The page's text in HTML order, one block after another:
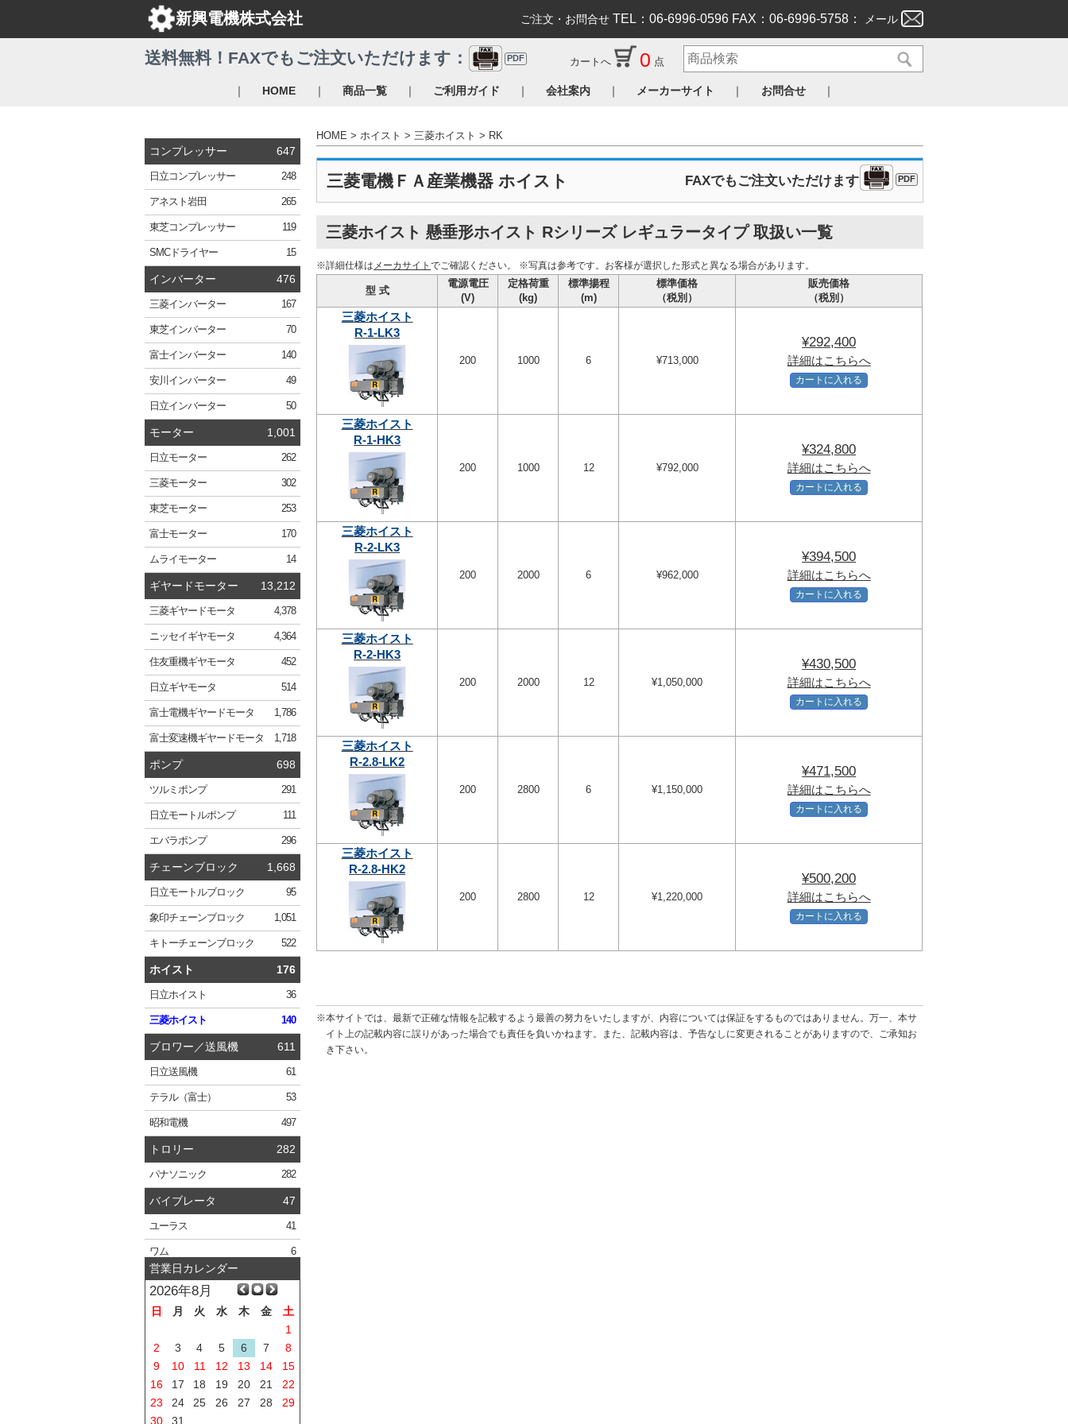
新興電機株式会社 ご注文・お問合せ TEL：06-6996-0596 FAX：06-6996-5758： メール
｜ HOME ｜ 商品一覧 ｜ ご利用ガイド ｜ 会社案内 ｜ メーカーサイト ｜ お問合せ ｜
コンプレッサー 647
日立コンプレッサー 248
アネスト岩田 265
東芝コンプレッサー 119
SMCドライヤー 15
インバーター 476
三菱インバーター 167
東芝インバーター 70
富士インバーター 140
安川 インバーター 49
日立インバーター 50
モーター 1,001
日立モーター 262
三菱モーター 302
東芝モーター 253
富士モーター 170
ムライモーター 14
ギヤードモーター 13,212
三菱ギヤードモータ 4,378
ニッセイギヤモータ 4,364
住友重機ギヤモータ 452
日立ギヤモータ 514
富士電機ギヤードモータ 1,786
富士変速機ギヤードモータ 1,718
ポンプ 698
ツルミ ポンプ 291
日立モートルポンプ 111
エバラポンプ 296
チェーンブロック 1,668
日立モートルブロック 95
象印チェーンブロック 1,051
キトーチェーンブロック 522
ホイスト 176
日立ホイスト 36
三菱ホイスト 140
ブロワー／送風機 611
日立送風機 61
テラル（富士） 53
昭和電機 497
トロリー 282
パナソニック 282
バイブレータ 47
ユーラス 41
ワム 6
営業日カレンダー
2026年8月
日 月 火 水 木 金
土
1
2
3 4 5 6 7
8
9
10 11 12 13 14
15
16
17 18 19 20 21
22
23
24 25 26 27 28
29
30
31
送料無料！FAXでもご注文いただけます： PDF カートへ 0 点
HOME ホイスト 三菱ホイスト RK
三菱電機ＦＡ産業機器 ホイスト FAXでもご注文いただけます PDF
三菱ホイスト 懸垂形ホイスト Rシリーズ レギュラータイプ 取扱い一覧
※詳細仕様は メーカサイトでご確認ください。 ※写真は参考です。お客様が選択した形式と異なる場合があります。
型 式
電源電圧
(V)
定格荷重
(kg)
標準揚程
(m)
標準価格
（税別）
販売価格
（税別）
三菱ホイスト
R-1-LK3
200 1000 6 ¥713,000
¥292,400
詳細はこちらへ
カートに入れる
三菱ホイスト
R-1-HK3
200 1000 12 ¥792,000
¥324,800
詳細はこちらへ
カートに入れる
三菱ホイスト
R-2-LK3
200 2000 6 ¥962,000
¥394,500
詳細はこちらへ
カートに入れる
三菱ホイスト
R-2-HK3
200 2000 12 ¥1,050,000
¥430,500
詳細はこちらへ
カートに入れる
三菱ホイスト
R-2.8-LK2
200 2800 6 ¥1,150,000
¥471,500
詳細はこちらへ
カートに入れる
三菱ホイスト
R-2.8-HK2
200 2800 12 ¥1,220,000
¥500,200
詳細はこちらへ
カートに入れる
※本サイトでは、最新で正確な情報を記載するよう最善の努力をいたしますが、内容については保証をするものではありません。万一、本サ
イト上の記載内容に誤りがあった場合でも責任を負いかねます。また、記載内容は、予告なしに変更されることがありますので、ご承知お
き下さい。